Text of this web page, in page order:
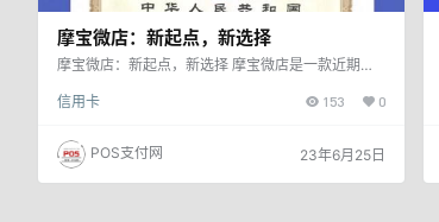
摩宝微店：新起点，新选择
摩宝微店：新起点，新选择 摩宝微店是一款近期互
势，且政策限时置顶。作为央行持牌机构，安全正
地，摩宝微店备受用户和代理的关注。 企业资质保
障，安全靠谱 摩宝微店属于摩宝支付官方一清产
品，央行持牌机构，安全正规。用户和代理可以放心
信用卡 153 0
POS支付网 23年6月25日